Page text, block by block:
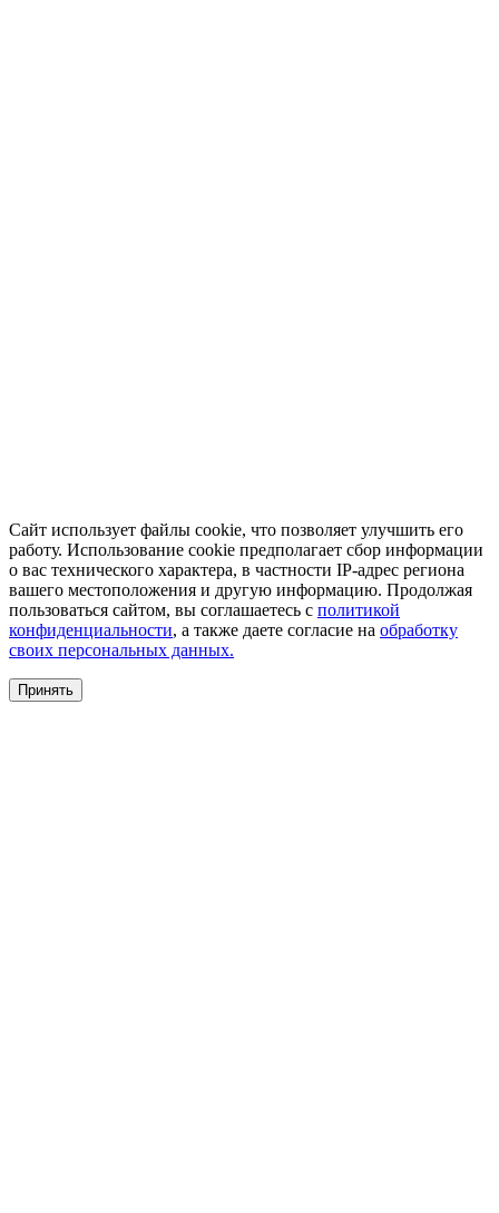
Сайт использует файлы cookie, что позволяет улучшить его
работу. Использование cookie предполагает сбор информации
о вас технического характера, в частности IP-адрес региона
вашего местоположения и другую информацию. Продолжая
пользоваться сайтом, вы соглашаетесь с политикой
конфиденциальности, а также даете согласие на обработку
своих персональных данных.
Принять